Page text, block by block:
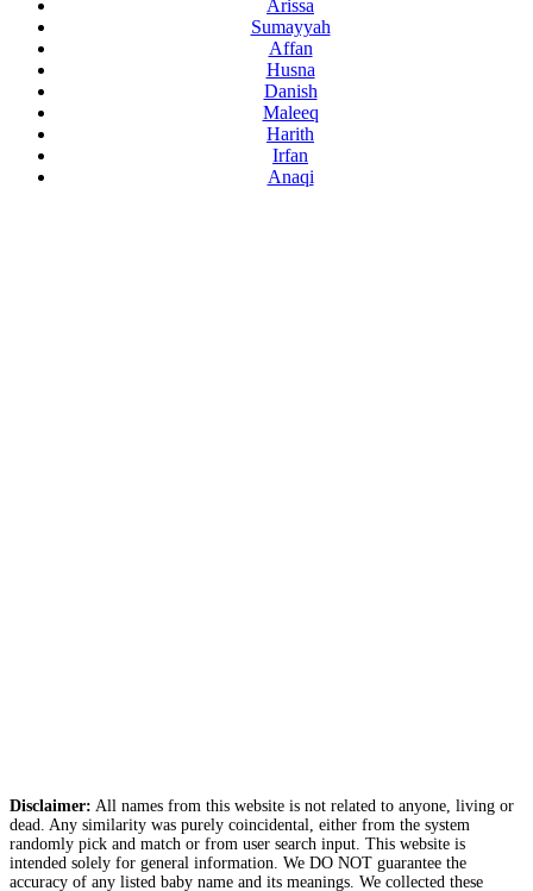
Arissa
Sumayyah
Affan
Husna
Danish
Maleeq
Harith
Irfan
Anaqi
Disclaimer: All names from this website is not related to anyone, living or
dead. Any similarity was purely coincidental, either from the system
randomly pick and match or from user search input. This website is
intended solely for general information. We DO NOT guarantee the
accuracy of any listed baby name and its meanings. We collected these